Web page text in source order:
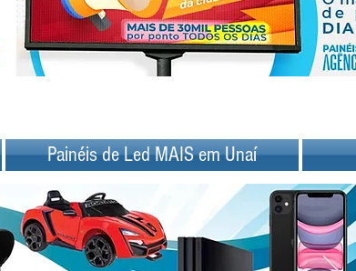
.
Painéis de Led MAIS em Unaí